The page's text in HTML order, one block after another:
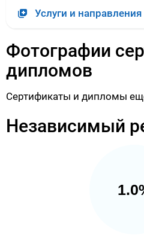
Услуги и направления
Фотографии
дипломов
Сертификаты и дипломы
Независимый